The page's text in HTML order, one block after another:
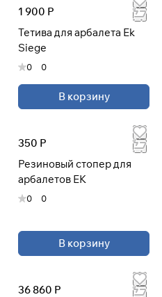
1 900 Р
Тетива для арбалета Ek
Siege
0 0
В корзину
350 Р
Резиновый стопер для
арбалетов EK
0 0
В корзину
36 860 Р